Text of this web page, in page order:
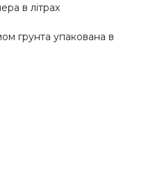
в літрах
грунта упакована в